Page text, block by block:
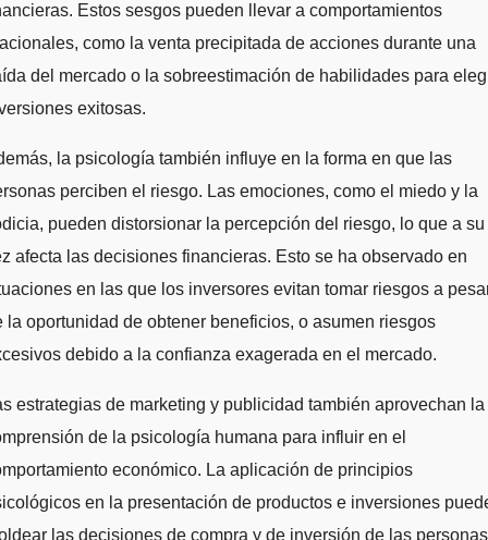
Estos sesgos pueden llevar a comportamientos
como la venta precipitada de acciones durante una
del mercado o la sobreestimación de habilidades para
exitosas.
la psicología también influye en la forma en que las
perciben el riesgo. Las emociones, como el miedo y la
pueden distorsionar la percepción del riesgo, lo que a su
afecta las decisiones financieras. Esto se ha observado en
en las que los inversores evitan tomar riesgos a
la oportunidad de obtener beneficios, o asumen riesgos
debido a la confianza exagerada en el mercado.
estrategias de marketing y publicidad también aprovechan la
de la psicología humana para influir en el
económico. La aplicación de principios
en la presentación de productos e inversiones
las decisiones de compra y de inversión de las